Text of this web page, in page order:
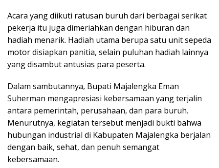
Acara yang diikuti ratusan buruh dari berbagai serikat
pekerja itu juga dimeriahkan dengan hiburan dan
hadiah menarik. Hadiah utama berupa satu unit sepeda
motor disiapkan panitia, selain puluhan hadiah lainnya
yang disambut antusias para peserta.
Dalam sambutannya, Bupati Majalengka Eman
Suherman mengapresiasi kebersamaan yang terjalin
antara pemerintah, perusahaan, dan para buruh.
Menurutnya, kegiatan tersebut menjadi bukti bahwa
hubungan industrial di Kabupaten Majalengka berjalan
dengan baik, sehat, dan penuh semangat
kebersamaan.